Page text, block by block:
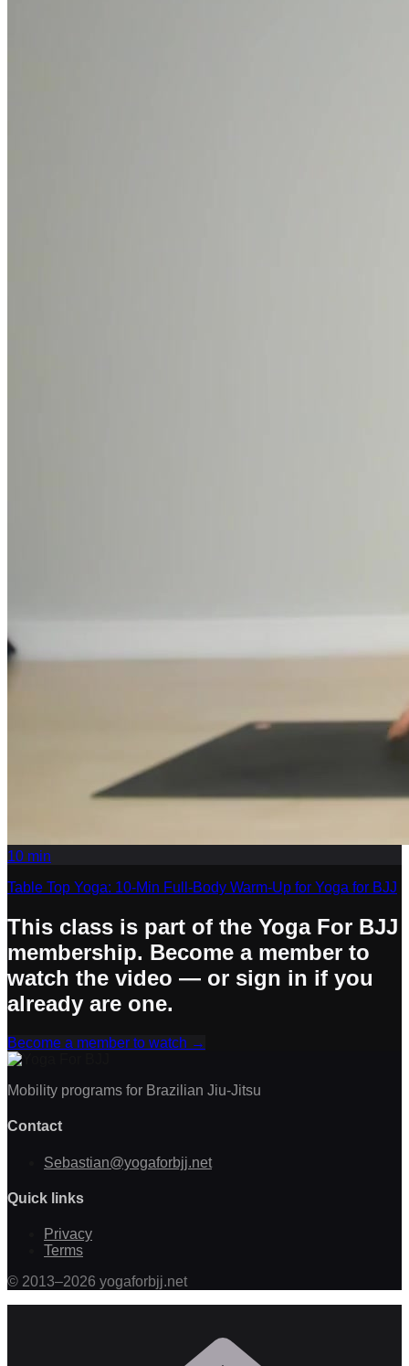
10 min
Table Top Yoga: 10-Min Full-Body Warm-Up for Yoga for BJJ
This class is part of the Yoga For BJJ
membership. Become a member to
watch the video — or sign in if you
already are one.
Become a member to watch →
Mobility programs for Brazilian Jiu-Jitsu
Contact
Sebastian@yogaforbjj.net
Quick links
Privacy
Terms
© 2013–2026 yogaforbjj.net